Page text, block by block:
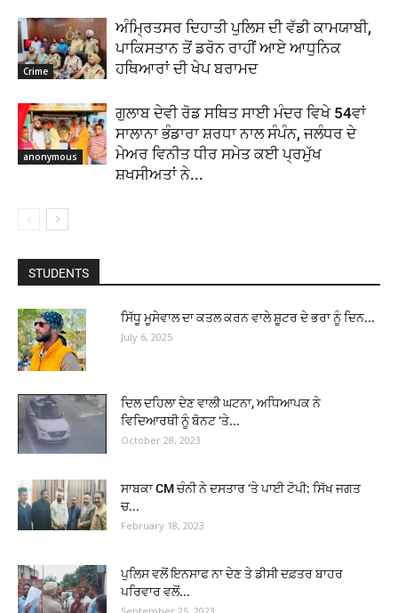
Crime
ਅੰਮ੍ਰਿਤਸਰ ਦਿਹਾਤੀ ਪੁਲਿਸ ਦੀ ਵੱਡੀ ਕਾਮਯਾਬੀ,
ਪਾਕਿਸਤਾਨ ਤੋਂ ਡਰੋਨ ਰਾਹੀਂ ਆਏ ਆਧੁਨਿਕ
ਹਥਿਆਰਾਂ ਦੀ ਖੇਪ ਬਰਾਮਦ
anonymous
ਗੁਲਾਬ ਦੇਵੀ ਰੋਡ ਸਥਿਤ ਸਾਈ ਮੰਦਰ ਵਿਖੇ 54ਵਾਂ
ਸਾਲਾਨਾ ਭੰਡਾਰਾ ਸ਼ਰਧਾ ਨਾਲ ਸੰਪੰਨ, ਜਲੰਧਰ ਦੇ
ਮੇਅਰ ਵਿਨੀਤ ਧੀਰ ਸਮੇਤ ਕਈ ਪ੍ਰਮੁੱਖ
ਸ਼ਖਸੀਅਤਾਂ ਨੇ...
STUDENTS
ਸਿੱਧੂ ਮੂਸੇਵਾਲ ਦਾ ਕਤਲ ਕਰਨ ਵਾਲੇ ਸ਼ੂਟਰ ਦੇ ਭਰਾ ਨੂੰ ਦਿਨ...
July 6, 2025
ਦਿਲ ਦਹਿਲਾ ਦੇਣ ਵਾਲੀ ਘਟਨਾ, ਅਧਿਆਪਕ ਨੇ
ਵਿਦਿਆਰਥੀ ਨੂੰ ਬੋਨਟ ‘ਤੇ...
October 28, 2023
ਸਾਬਕਾ CM ਚੰਨੀ ਨੇ ਦਸਤਾਰ ‘ਤੇ ਪਾਈ ਟੋਪੀ: ਸਿੱਖ ਜਗਤ
ਚ...
February 18, 2023
ਪੁਲਿਸ ਵਲੋਂ ਇਨਸਾਫ ਨਾ ਦੇਣ ਤੇ ਡੀਸੀ ਦਫ਼ਤਰ ਬਾਹਰ
ਪਰਿਵਾਰ ਵਲੋਂ...